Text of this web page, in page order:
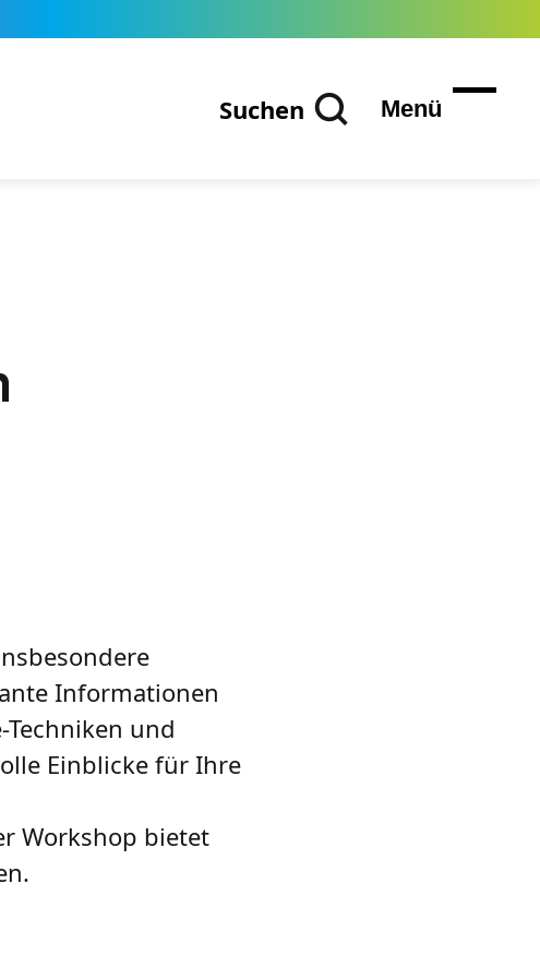
Suchen Menü
Informationen
und
Einblicke für Ihre
Workshop bietet